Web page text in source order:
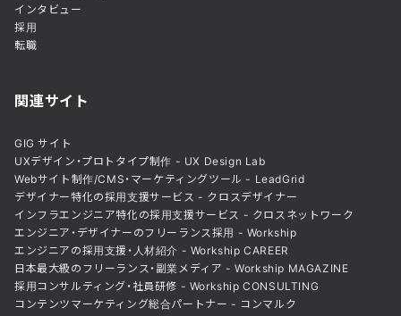
インタビュー
採用
転職
関連サイト
GIG サイト
UXデザイン・プロトタイプ制作 - UX Design Lab
Webサイト制作/CMS・マーケティングツール - LeadGrid
デザイナー特化の採用支援サービス - クロスデザイナー
インフラエンジニア特化の採用支援サービス - クロスネットワーク
エンジニア・デザイナーのフリーランス採用 - Workship
エンジニアの採用支援・人材紹介 - Workship CAREER
日本最大級のフリーランス・副業メディア - Workship MAGAZINE
採用コンサルティング・社員研修 - Workship CONSULTING
コンテンツマーケティング総合パートナー - コンマルク